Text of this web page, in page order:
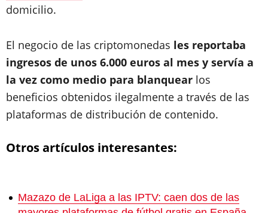
domicilio.
El negocio de las criptomonedas les reportaba
ingresos de unos 6.000 euros al mes y servía a
la vez como medio para blanquear los
beneficios obtenidos ilegalmente a través de las
plataformas de distribución de contenido.
Otros artículos interesantes:
Mazazo de LaLiga a las IPTV: caen dos de las